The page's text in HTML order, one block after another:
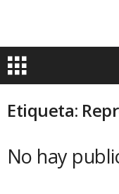
Etiqueta:
No hay